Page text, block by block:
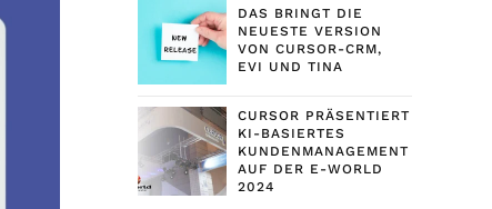
DAS BRINGT DIE
NEUESTE VERSION
VON CURSOR-CRM,
EVI UND TINA
CURSOR PRÄSENTIERT
KI-BASIERTES
KUNDENMANAGEMENT
AUF DER E-WORLD
2024